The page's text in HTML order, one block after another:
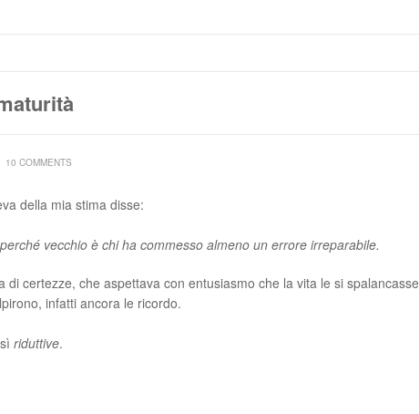
10 COMMENTS
della mia stima disse:
vecchio è chi ha commesso almeno un errore irreparabile.
di certezze, che aspettava con entusiasmo che la vita le si spalancasse
infatti ancora le ricordo.
riduttive.